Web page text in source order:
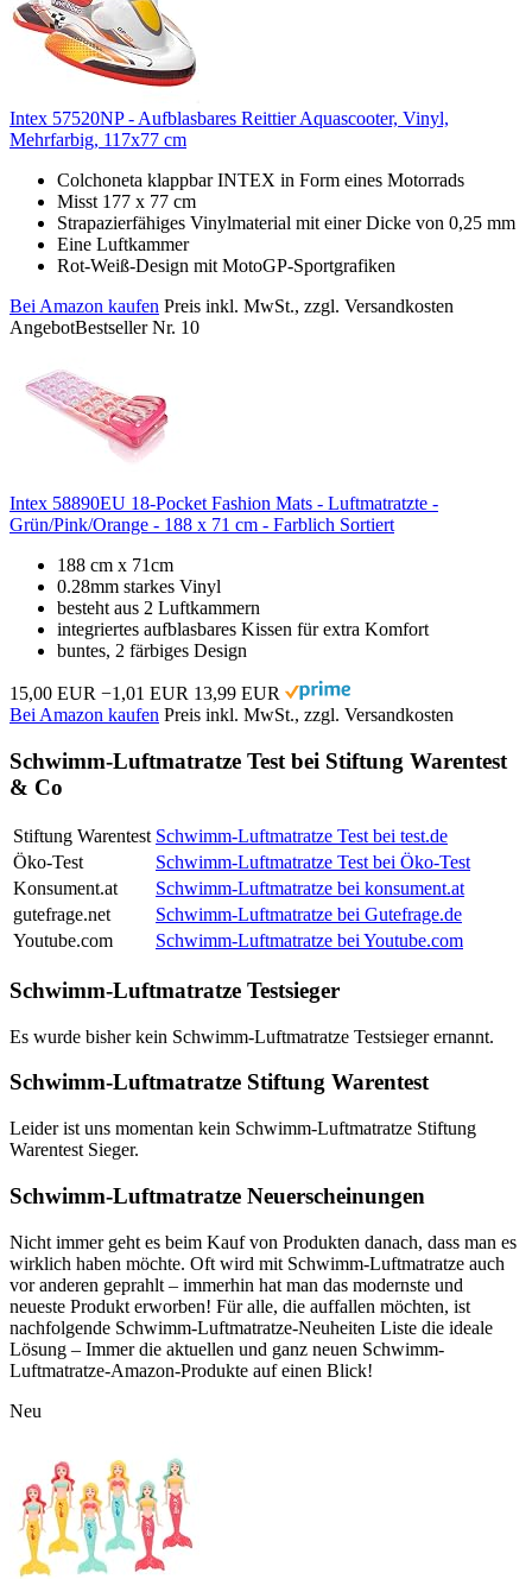
Intex 57520NP - Aufblasbares Reittier Aquascooter, Vinyl,
Mehrfarbig, 117x77 cm
Colchoneta klappbar INTEX in Form eines Motorrads
Misst 177 x 77 cm
Strapazierfähiges Vinylmaterial mit einer Dicke von 0,25 mm
Eine Luftkammer
Rot-Weiß-Design mit MotoGP-Sportgrafiken
Bei Amazon kaufen Preis inkl. MwSt., zzgl. Versandkosten
AngebotBestseller Nr. 10
Intex 58890EU 18-Pocket Fashion Mats - Luftmatratzte -
Grün/Pink/Orange - 188 x 71 cm - Farblich Sortiert
188 cm x 71cm
0.28mm starkes Vinyl
besteht aus 2 Luftkammern
integriertes aufblasbares Kissen für extra Komfort
buntes, 2 färbiges Design
15,00 EUR −1,01 EUR 13,99 EUR
Bei Amazon kaufen Preis inkl. MwSt., zzgl. Versandkosten
Schwimm-Luftmatratze Test bei Stiftung Warentest
& Co
Stiftung Warentest Schwimm-Luftmatratze Test bei test.de
Öko-Test
Schwimm-Luftmatratze Test bei Öko-Test
Konsument.at
Schwimm-Luftmatratze bei konsument.at
gutefrage.net
Schwimm-Luftmatratze bei Gutefrage.de
Youtube.com
Schwimm-Luftmatratze bei Youtube.com
Schwimm-Luftmatratze Testsieger
Es wurde bisher kein Schwimm-Luftmatratze Testsieger ernannt.
Schwimm-Luftmatratze Stiftung Warentest
Leider ist uns momentan kein Schwimm-Luftmatratze Stiftung
Warentest Sieger.
Schwimm-Luftmatratze Neuerscheinungen
Nicht immer geht es beim Kauf von Produkten danach, dass man es
wirklich haben möchte. Oft wird mit Schwimm-Luftmatratze auch
vor anderen geprahlt – immerhin hat man das modernste und
neueste Produkt erworben! Für alle, die auffallen möchten, ist
nachfolgende Schwimm-Luftmatratze-Neuheiten Liste die ideale
Lösung – Immer die aktuellen und ganz neuen Schwimm-
Luftmatratze-Amazon-Produkte auf einen Blick!
Neu